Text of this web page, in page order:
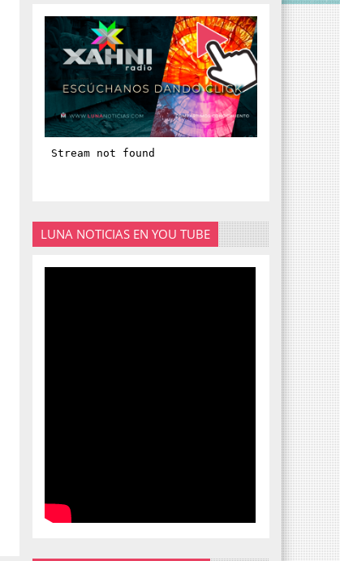
LUNA NOTICIAS EN YOU TUBE